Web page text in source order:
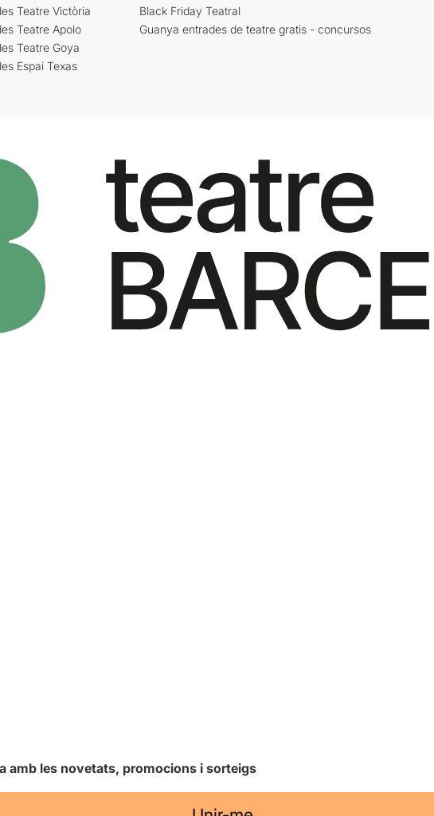
Teatre Victòria
Teatre Apolo
Teatre Goya
Espai Texas
Black Friday Teatral
Guanya entrades de teatre gratis - concursos
amb les novetats, promocions i sorteigs